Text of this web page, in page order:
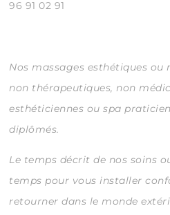
96 91 02 91
Nos massages esthétiques ou
non thérapeutiques, non
esthéticiennes ou spa
diplômés.
Le temps décrit de nos soins
temps pour vous installer
retourner dans le monde